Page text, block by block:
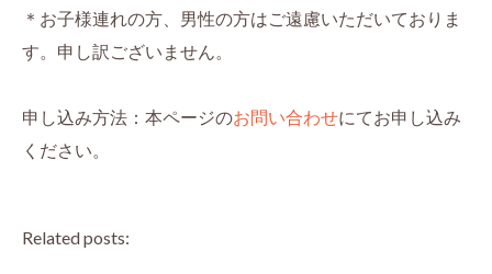
＊お子様連れの方、男性の方はご遠慮いただいておりま
す。申し訳ございません。
申し込み方法：本ページのお問い合わせにてお申し込み
ください。
Related posts: